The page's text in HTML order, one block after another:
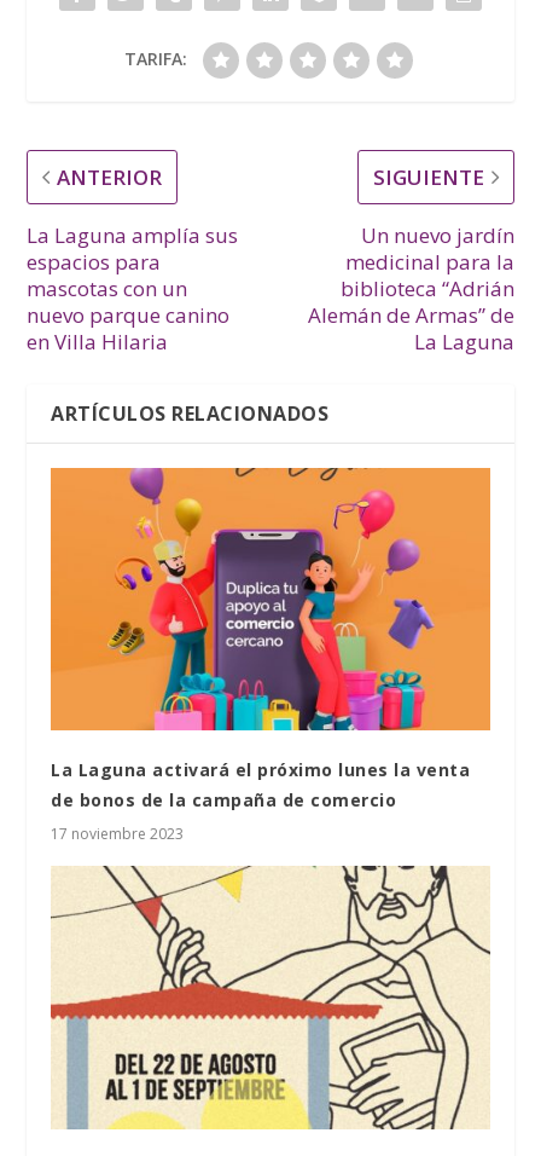
TARIFA:
ANTERIOR
La Laguna amplía sus
espacios para
mascotas con un
nuevo parque canino
en Villa Hilaria
SIGUIENTE
Un nuevo jardín
medicinal para la
biblioteca “Adrián
Alemán de Armas” de
La Laguna
ARTÍCULOS RELACIONADOS
La Laguna activará el próximo lunes la venta
de bonos de la campaña de comercio
17 noviembre 2023